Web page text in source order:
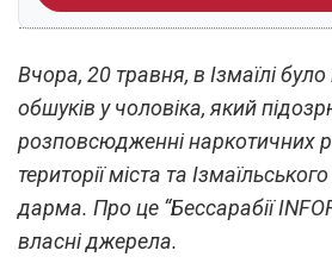
Вчора, 20 травня, в Ізмаїлі
обшуків у чоловіка, який
розповсюдженні наркотичних
території міста та
дарма. Про це “Бессарабії
власні джерела.